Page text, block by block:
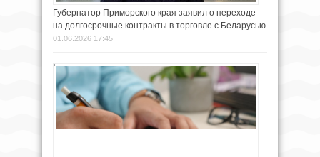
Губернатор Приморского края заявил о переходе
на долгосрочные контракты в торговле с Беларусью
01.06.2026 17:45